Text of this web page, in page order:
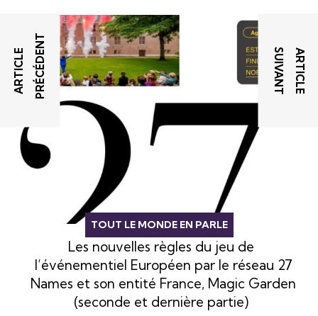
A
R
T
I
C
L
E
P
R
É
C
É
D
E
N T A
R
T
I
C
L
E
S
U
I
V
A
N
T
TOUT LE MONDE EN PARLE
Les nouvelles règles du jeu de
l’événementiel Européen par le réseau 27
Names et son entité France, Magic Garden
(seconde et dernière partie)